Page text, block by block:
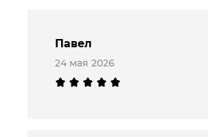
Павел
24 мая 2026